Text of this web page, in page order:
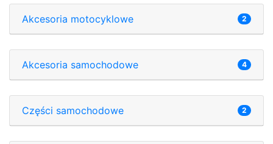
Akcesoria motocyklowe 2
Akcesoria samochodowe 4
Części samochodowe 2